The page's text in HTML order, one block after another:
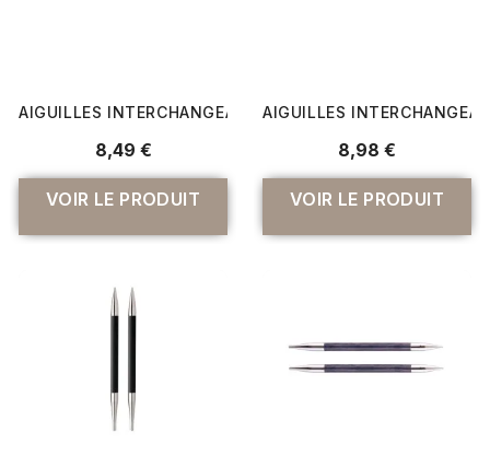
AIGUILLES INTERCHANGEABLES CUBICS EN BOIS N° 6 À
8,49 €
VOIR LE PRODUIT
AIGUILLES
8,98 €
VOIR LE PRODUIT